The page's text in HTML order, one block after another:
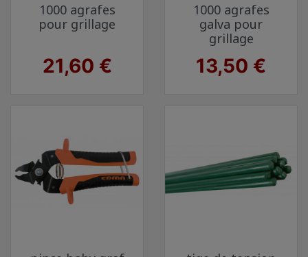
1000 agrafes
pour grillage
Prix
21,60 €
1000 agrafes
galva pour
grillage
Prix
13,50 €